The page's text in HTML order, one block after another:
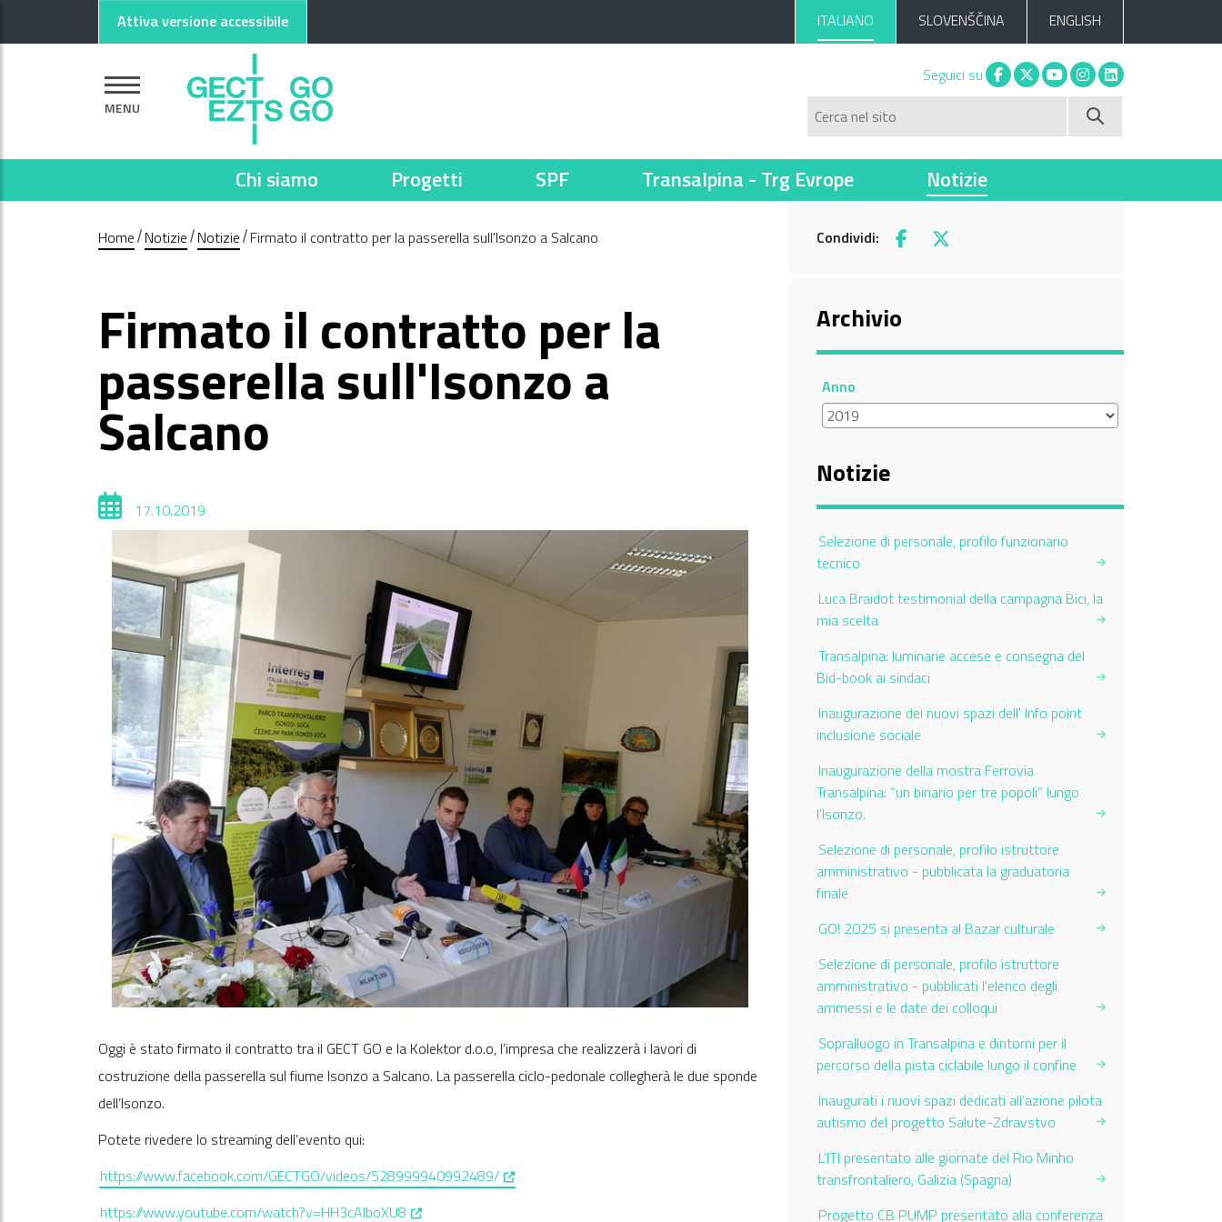
Attiva versione accessibile ITALIANO SLOVENŠČINA ENGLISH
MENU
Seguici su Facebook
X You tubeInstagram
Linkedin
Chi siamo Progetti SPF Transalpina - Trg Evrope Notizie
Home Notizie Notizie Firmato il contratto per la passerella sull'Isonzo a Salcano Condividi: Facebook
X
Firmato il contratto per la
passerella sull'Isonzo a
Salcano
17.10.2019
Oggi è stato firmato il contratto tra il GECT GO e la Kolektor d.o.o, l’impresa che realizzerà i lavori di
costruzione della passerella sul fiume Isonzo a Salcano. La passerella ciclo-pedonale collegherà le due sponde
dell’Isonzo.
Potete rivedere lo streaming dell’evento qui:
https://www.facebook.com/GECTGO/videos/528999940992489/, opens in a new window
https://www.youtube.com/watch?v=HH3cAIboXU8 , opens in a new window
Archivio
Anno
Notizie
Selezione di personale, profilo funzionario
tecnico
Luca Braidot testimonial della campagna Bici, la
mia scelta
Transalpina: luminarie accese e consegna del
Bid-book ai sindaci
Inaugurazione dei nuovi spazi dell' Info point
inclusione sociale
Inaugurazione della mostra Ferrovia
Transalpina: “un binario per tre popoli” lungo
l’Isonzo.
Selezione di personale, profilo istruttore
amministrativo - pubblicata la graduatoria
finale
GO! 2025 si presenta al Bazar culturale
Selezione di personale, profilo istruttore
amministrativo - pubblicati l'elenco degli
ammessi e le date dei colloqui
Sopralluogo in Transalpina e dintorni per il
percorso della pista ciclabile lungo il confine
Inaugurati i nuovi spazi dedicati all’azione pilota
autismo del progetto Salute-Zdravstvo
L’ITI presentato alle giornate del Rio Minho
transfrontaliero, Galizia (Spagna)
Progetto CB PUMP presentato alla conferenza